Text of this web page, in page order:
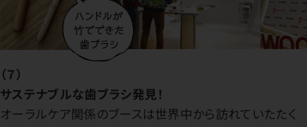
（７）
サステナブルな歯ブラシ発見！
オーラルケア関係のブースは世界中から訪れていたたく